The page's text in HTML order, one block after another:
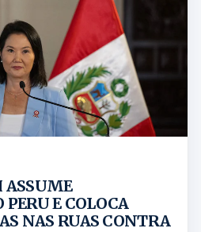
ASSUME
E COLOCA
NAS RUAS CONTRA